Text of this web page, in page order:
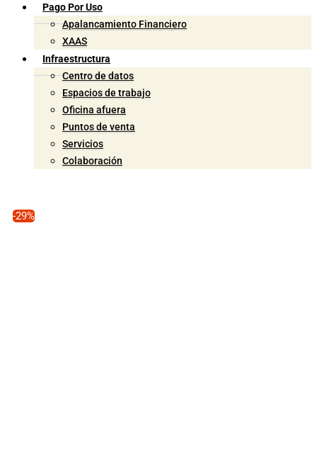
Pago Por Uso
Apalancamiento Financiero
XAAS
Infraestructura
Centro de datos
Espacios de trabajo
Oficina afuera
Puntos de venta
Servicios
Colaboración
-29%